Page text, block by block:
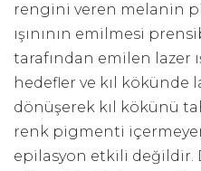
rengini veren melanin
ışınının emilmesi
tarafından emilen lazer
hedefler ve kıl kökünde
dönüşerek kıl kökünü
renk pigmenti
epilasyon etkili değildir.